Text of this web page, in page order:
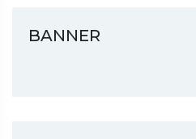
BANNER